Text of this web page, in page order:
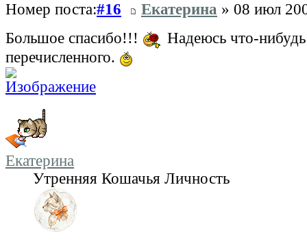
Номер поста:#16 Екатерина » 08 июл
Большое спасибо!!!
Надеюсь что-
перечисленного.
Екатерина
Утренняя Кошачья Личность